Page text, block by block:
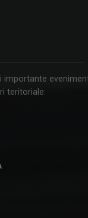
o viziune ...
de jurnalism, a învăţat
importante
teritoriale: